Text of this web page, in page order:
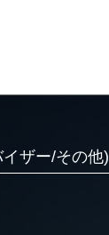
ザー/その他)